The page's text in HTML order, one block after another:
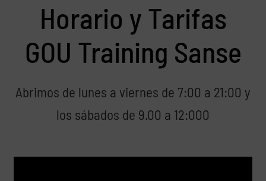
Horario y Tarifas
GOU Training Sanse
Abrimos de lunes a viernes de 7:00 a 21:00 y
los sábados de 9.00 a 12:000